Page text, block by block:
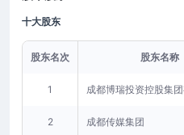
十大股东
股东名次 股东名称
1 成都博瑞投资控股集
2 成都传媒集团